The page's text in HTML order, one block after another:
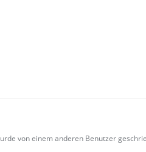
von einem anderen Benutzer